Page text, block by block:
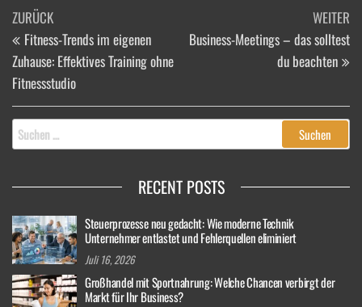
Beitragsnavigation
Vorheriger
Beitrag
ZURÜCK
Fitness-Trends im eigenen
Zuhause: Effektives Training ohne
Fitnessstudio
WEITER
Business-Meetings – das solltest
du beachten
Suchen
nach:
RECENT POSTS
Steuerprozesse neu gedacht: Wie moderne Technik
Unternehmer entlastet und Fehlerquellen eliminiert
Juli 16, 2026
Großhandel mit Sportnahrung: Welche Chancen verbirgt der
Markt für Ihr Business?